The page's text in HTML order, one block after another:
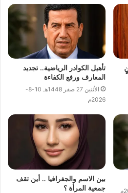
تأهيل الكوادر الرياضية.. تجديد
المعارف ورفع الكفاءة
الأثنين 27 صفر 1448هـ 10-8-
2026م
بين الاسم والجغرافيا .. أين تقف
جمعية المرأة ؟